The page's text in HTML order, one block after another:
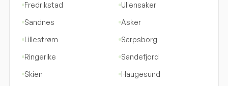
Fredrikstad
Ullensaker
Sandnes
Asker
Lillestrøm
Sarpsborg
Ringerike
Sandefjord
Skien
Haugesund